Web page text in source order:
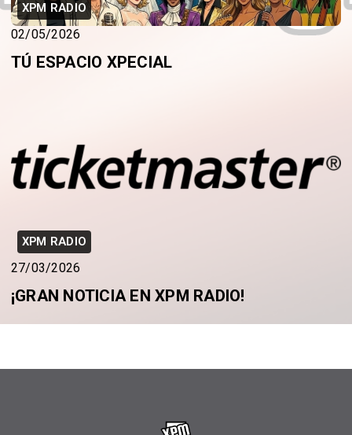
XPM RADIO
02/05/2026
TÚ ESPACIO XPECIAL
XPM RADIO
27/03/2026
¡GRAN NOTICIA EN XPM RADIO!